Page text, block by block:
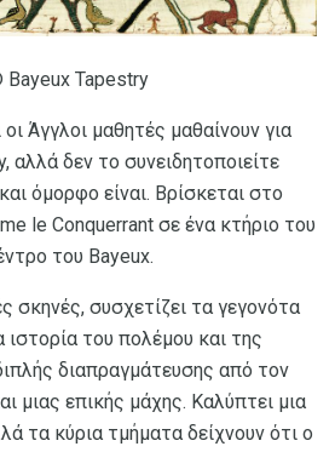
Bayeux Tapestry
Άγγλοι μαθητές μαθαίνουν για
αλλά δεν το συνειδητοποιείτε
όμορφο είναι. Βρίσκεται στο
le Conquerrant σε ένα κτήριο του
του Bayeux.
σκηνές, συσχετίζει τα γεγονότα
ιστορία του πολέμου και της
διαπραγμάτευσης από τον
μιας επικής μάχης. Καλύπτει μια
τα κύρια τμήματα δείχνουν ότι ο